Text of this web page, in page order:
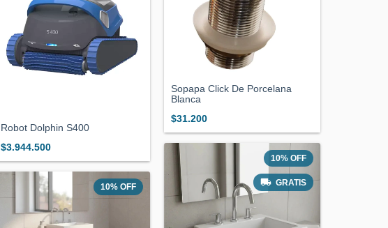
Robot Dolphin S400
$3.944.500
Sopapa Click De Porcelana
Blanca
$31.200
10% OFF
10% OFF
GRATIS